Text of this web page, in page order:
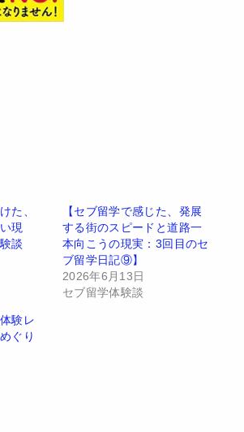
た、
現
談
【セブ留学で感じた、発展
する街のスピードと道路一
本向こうの現実：3回目のセ
ブ留学日記⑨】
2026年6月13日
セブ留学体験談
験レ
ぐり